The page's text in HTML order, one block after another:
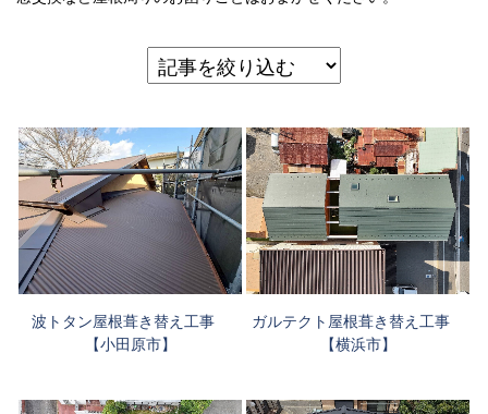
波トタン屋根葺き替え工事
【小田原市】
ガルテクト屋根葺き替え工事
【横浜市】